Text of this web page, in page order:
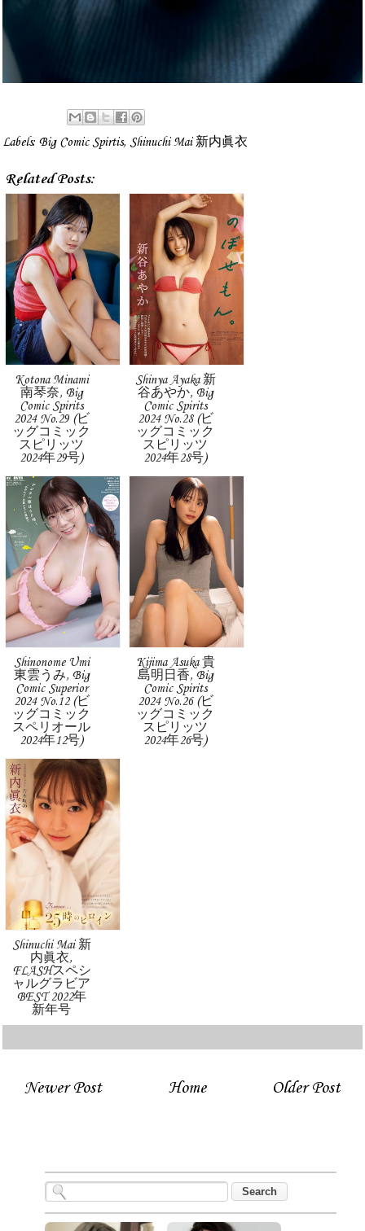
Labels: Big Comic Spirtis, Shinuchi Mai 新内眞衣
Related Posts:
Kotona Minami
南琴奈, Big
Comic Spirits
2024 No.29 (ビ
ッグコミック
スピリッツ
2024年29号)
Shinya Ayaka 新
谷あやか, Big
Comic Spirits
2024 No.28 (ビ
ッグコミック
スピリッツ
2024年28号)
Shinonome Umi
東雲うみ, Big
Comic Superior
2024 No.12 (ビ
ッグコミック
スペリオール
2024年12号)
Kijima Asuka 貴
島明日香, Big
Comic Spirits
2024 No.26 (ビ
ッグコミック
スピリッツ
2024年26号)
Shinuchi Mai 新
内眞衣,
FLASHスペシ
ャルグラビア
BEST 2022年
新年号
Newer Post Older Post
Home